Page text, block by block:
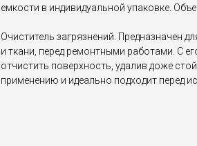
емкости в индивидуальной упаковке.
Очиститель загрязнений. Предназначен
и ткани, перед ремонтными работами. С
отчистить поверхность, удалив доже
применению и идеально подходит перед